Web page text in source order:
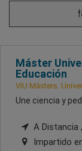
Máster
Educación
VIU Másters.
Une ciencia y
A Distancia
Impartido